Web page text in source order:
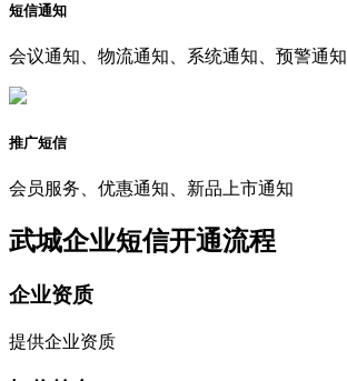
短信通知
会议通知、物流通知、系统通知、预警通知
推广短信
会员服务、优惠通知、新品上市通知
武城企业短信开通流程
企业资质
提供企业资质